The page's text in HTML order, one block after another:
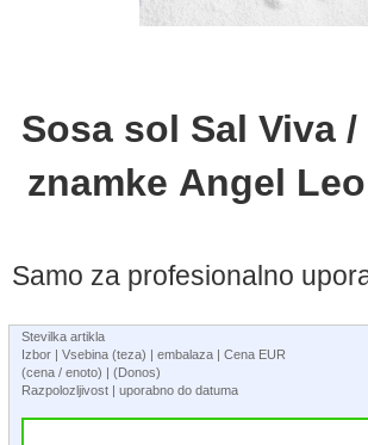
Sosa sol Sal Viva
znamke Angel
Samo za profesionalno
Stevilka artikla
Izbor | Vsebina (teza) | embalaza | Cena EUR
(cena / enoto) | (Donos)
Razpolozljivost | uporabno do datuma